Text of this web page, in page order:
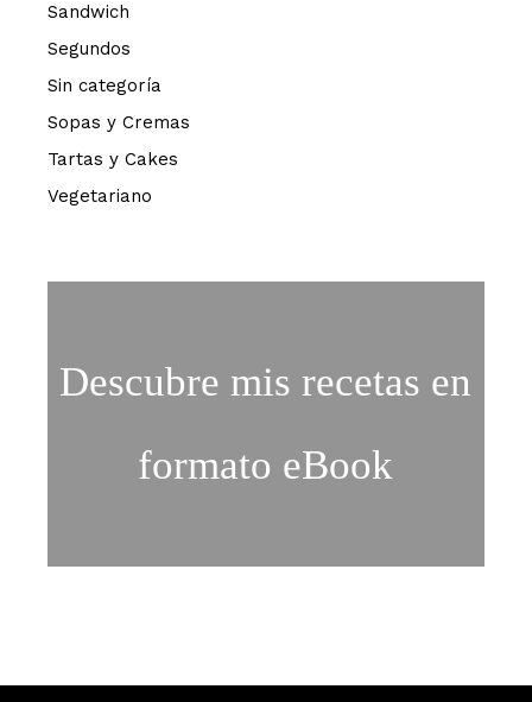
Sandwich
Segundos
Sin categoría
Sopas y Cremas
Tartas y Cakes
Vegetariano
Descubre mis recetas en
formato eBook